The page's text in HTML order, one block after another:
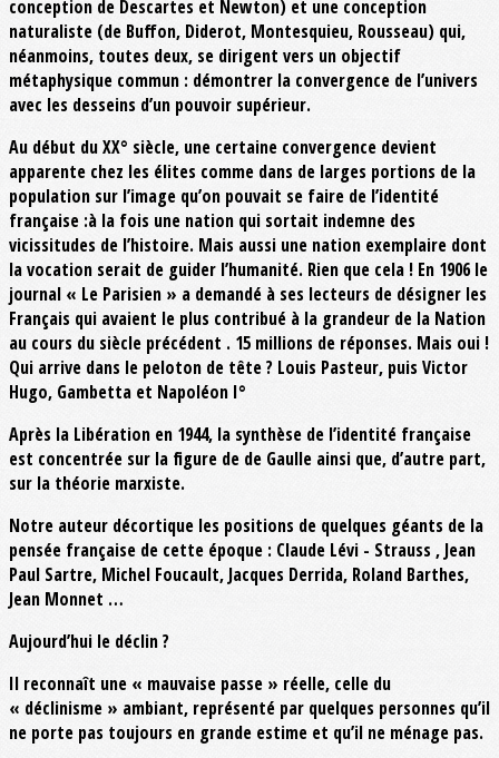
conception de Descartes et Newton) et une conception
naturaliste (de Buffon, Diderot, Montesquieu, Rousseau) qui,
néanmoins, toutes deux, se dirigent vers un objectif
métaphysique commun : démontrer la convergence de l’univers
avec les desseins d’un pouvoir supérieur.
Au début du XX° siècle, une certaine convergence devient
apparente chez les élites comme dans de larges portions de la
population sur l’image qu’on pouvait se faire de l’identité
française :à la fois une nation qui sortait indemne des
vicissitudes de l’histoire. Mais aussi une nation exemplaire dont
la vocation serait de guider l’humanité. Rien que cela ! En 1906 le
journal « Le Parisien » a demandé à ses lecteurs de désigner les
Français qui avaient le plus contribué à la grandeur de la Nation
au cours du siècle précédent . 15 millions de réponses. Mais oui !
Qui arrive dans le peloton de tête ? Louis Pasteur, puis Victor
Hugo, Gambetta et Napoléon I°
Après la Libération en 1944, la synthèse de l’identité française
est concentrée sur la figure de de Gaulle ainsi que, d’autre part,
sur la théorie marxiste.
Notre auteur décortique les positions de quelques géants de la
pensée française de cette époque : Claude Lévi - Strauss , Jean
Paul Sartre, Michel Foucault, Jacques Derrida, Roland Barthes,
Jean Monnet …
Aujourd’hui le déclin ?
Il reconnaît une « mauvaise passe » réelle, celle du
« déclinisme » ambiant, représenté par quelques personnes qu’il
ne porte pas toujours en grande estime et qu’il ne ménage pas.